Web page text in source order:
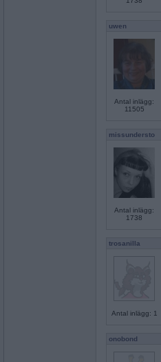
uwen
Antal inlägg:
11505
missundersto
Antal inlägg:
1738
trosanilla
Antal inlägg: 1
onobond